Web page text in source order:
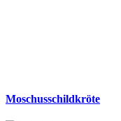
Moschusschildkröte